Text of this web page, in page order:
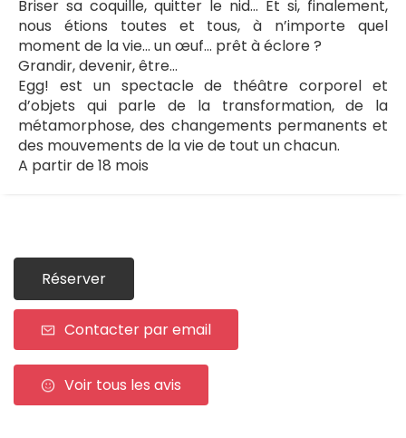
Briser sa coquille, quitter le nid... Et si, finalement,
nous étions toutes et tous, à n’importe quel
moment de la vie... un œuf... prêt à éclore ?
Grandir, devenir, être...
Egg! est un spectacle de théâtre corporel et
d’objets qui parle de la transformation, de la
métamorphose, des changements permanents et
des mouvements de la vie de tout un chacun.
A partir de 18 mois
Réserver
Contacter par email
Voir tous les avis